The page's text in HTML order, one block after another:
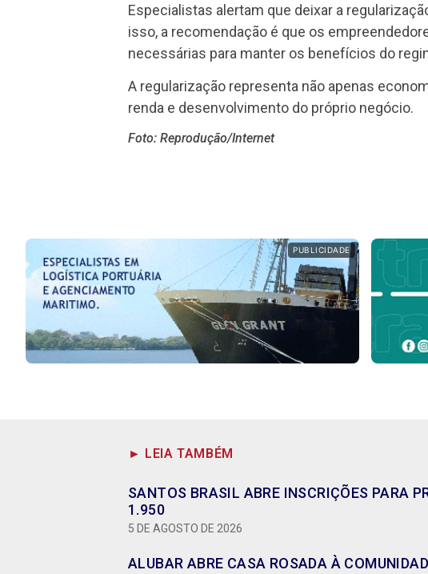
Especialistas alertam que deixar a
isso, a recomendação é que os
necessárias para manter os benefícios do
A regularização representa não apenas
renda e desenvolvimento do próprio negócio.
Foto: Reprodução/Internet
PUBLICIDADE
► LEIA TAMBÉM
SANTOS BRASIL ABRE INSCRIÇÕES PARA
1.950
5 DE AGOSTO DE 2026
ALUBAR ABRE CASA ROSADA À